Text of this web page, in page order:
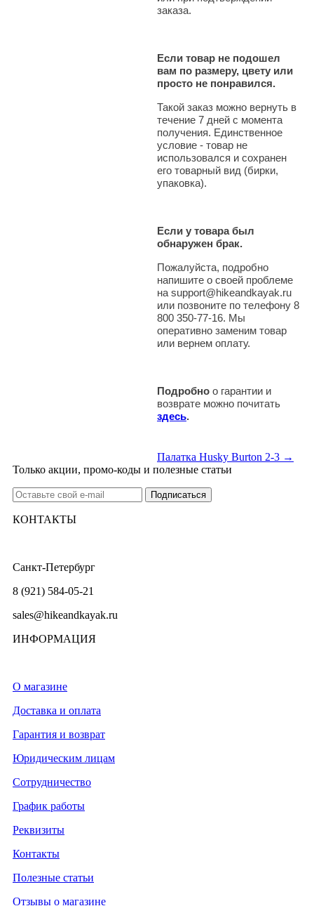
заказа.
Если товар не подошел
вам по размеру, цвету или
просто не понравился.
Такой заказ можно вернуть в
течение 7 дней с момента
получения. Единственное
условие - товар не
использовался и сохранен
его товарный вид (бирки,
упаковка).
Если у товара был
обнаружен брак.
Пожалуйста, подробно
напишите о своей проблеме
на support@hikeandkayak.ru
или позвоните по телефону 8
800 350-77-16. Мы
оперативно заменим товар
или вернем оплату.
Подробно о гарантии и
возврате можно почитать
здесь.
Палатка Husky Burton 2-3 →
Только акции, промо-коды и полезные статьи
КОНТАКТЫ
Санкт-Петербург
8 (921) 584-05-21
sales@hikeandkayak.ru
ИНФОРМАЦИЯ
О магазине
Доставка и оплата
Гарантия и возврат
Юридическим лицам
Сотрудничество
График работы
Реквизиты
Контакты
Полезные статьи
Отзывы о магазине